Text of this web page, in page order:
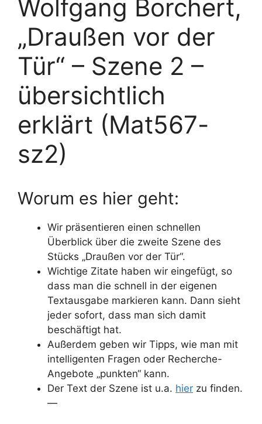
Wolfgang Borchert,
„Draußen vor der
Tür“ – Szene 2 –
übersichtlich
erklärt (Mat567-
sz2)
Worum es hier geht:
Wir präsentieren einen schnellen
Überblick über die zweite Szene des
Stücks „Draußen vor der Tür“.
Wichtige Zitate haben wir eingefügt, so
dass man die schnell in der eigenen
Textausgabe markieren kann. Dann sieht
jeder sofort, dass man sich damit
beschäftigt hat.
Außerdem geben wir Tipps, wie man mit
intelligenten Fragen oder Recherche-
Angebote „punkten“ kann.
Der Text der Szene ist u.a. hier zu finden.
—